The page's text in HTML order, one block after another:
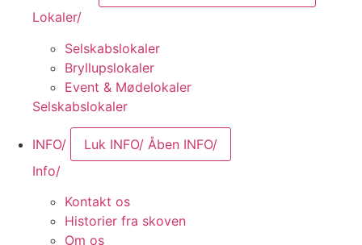
Lokaler/
Selskabslokaler
Bryllupslokaler
Event & Mødelokaler
Selskabslokaler
INFO/ Luk INFO/ Åben INFO/
Info/
Kontakt os
Historier fra skoven
Om os